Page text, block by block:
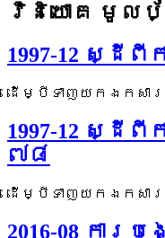
វិនិយោគ មូល
1997-12 ស្
ដើម្បីទាញយកឯកសារ
1997-12 ស្
៧៨​
ដើម្បីទាញយកឯកសារ
2016-08 កា